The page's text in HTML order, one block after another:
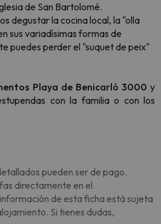
de San Bartolomé.
degustar la cocina local, la "olla
sus variadísimas formas de
puedes perder el "suquet de peix"
Playa de Benicarló 3000 y
con la familia o con los
pueden ser de pago.
directamente en el
de esta ficha está sujeta
Si tienes dudas,